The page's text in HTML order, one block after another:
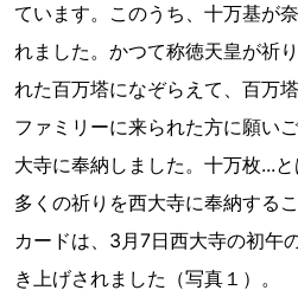
ています。このうち、十万基が
れました。かつて称徳天皇が祈
れた百万塔になぞらえて、百万
ファミリーに来られた方に願い
大寺に奉納しました。十万枚...と
多くの祈りを西大寺に奉納する
カードは、3月7日西大寺の初午
き上げされました（写真１）。